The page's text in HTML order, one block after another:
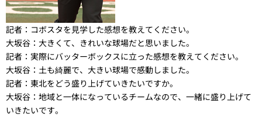
記者： コボスタを見学した感想を教えてください。
大坂谷： 大きくて、きれいな球場だと思いました。
記者： 実際にバッターボックスに立った感想を教えてください。
大坂谷： 土も綺麗で、大きい球場で感動しました。
記者： 東北をどう盛り上げていきたいですか。
大坂谷： 地域と一体になっているチームなので、一緒に盛り上げて
いきたいです。